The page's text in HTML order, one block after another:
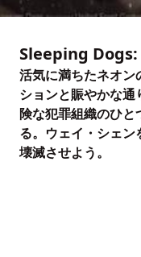
Sleeping
活気に満ちたネオン
ションと賑やかな
険な犯罪組織のひと
る。ウェイ・シェン
壊滅させよう。